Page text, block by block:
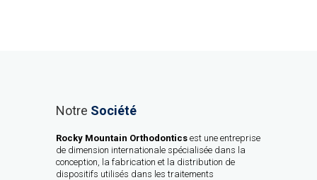
Notre Société
Rocky Mountain Orthodontics est une entreprise
de dimension internationale spécialisée dans la
conception, la fabrication et la distribution de
dispositifs utilisés dans les traitements